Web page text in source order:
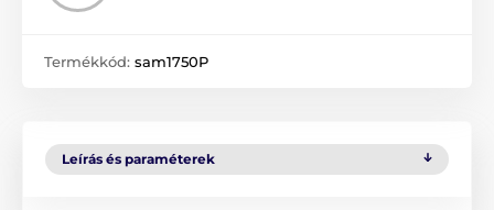
Termékkód: sam1750P
Leírás és paraméterek